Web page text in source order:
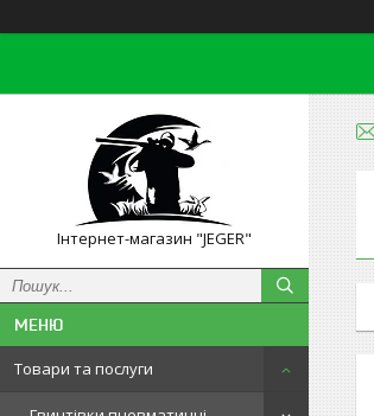
Інтернет-магазин "JEGER"
Товари та послуги